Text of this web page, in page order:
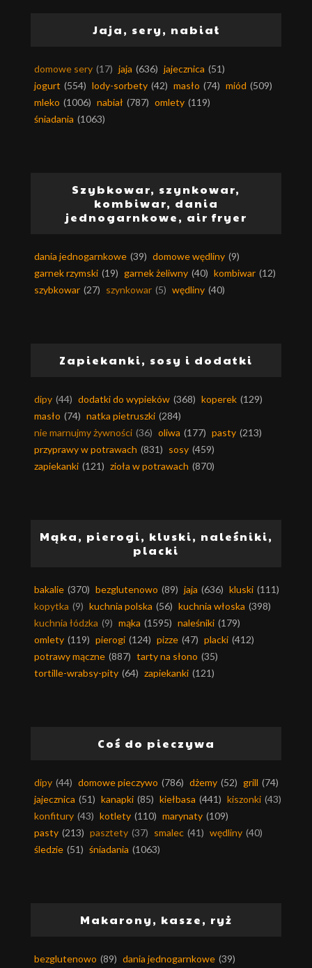
Jaja, sery, nabiał
domowe sery (17) jaja (636) jajecznica (51)
jogurt (554) lody-sorbety (42) masło (74) miód (509)
mleko (1006) nabiał (787) omlety (119)
śniadania (1063)
Szybkowar, szynkowar,
kombiwar, dania
jednogarnkowe, air fryer
dania jednogarnkowe (39) domowe wędliny (9)
garnek rzymski (19) garnek żeliwny (40) kombiwar (12)
szybkowar (27) szynkowar (5) wędliny (40)
Zapiekanki, sosy i dodatki
dipy (44) dodatki do wypieków (368) koperek (129)
masło (74) natka pietruszki (284)
nie marnujmy żywności (36) oliwa (177) pasty (213)
przyprawy w potrawach (831) sosy (459)
zapiekanki (121) zioła w potrawach (870)
Mąka, pierogi, kluski, naleśniki,
placki
bakalie (370) bezglutenowo (89) jaja (636) kluski (111)
kopytka (9) kuchnia polska (56) kuchnia włoska (398)
kuchnia łódzka (9) mąka (1595) naleśniki (179)
omlety (119) pierogi (124) pizze (47) placki (412)
potrawy mączne (887) tarty na słono (35)
tortille-wrabsy-pity (64) zapiekanki (121)
Coś do pieczywa
dipy (44) domowe pieczywo (786) dżemy (52) grill (74)
jajecznica (51) kanapki (85) kiełbasa (441) kiszonki (43)
konfitury (43) kotlety (110) marynaty (109)
pasty (213) pasztety (37) smalec (41) wędliny (40)
śledzie (51) śniadania (1063)
Makarony, kasze, ryż
bezglutenowo (89) dania jednogarnkowe (39)